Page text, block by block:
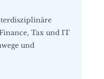
Tax und IT
und